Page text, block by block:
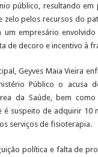
público, resultando em
zelo pelos recursos do
empresário
de decoro e incentivo à
Geyves Maia Vieira
Público o acusa
da Saúde, bem
é suspeito de adquirir
serviços de fisioterapia.
política e falta de